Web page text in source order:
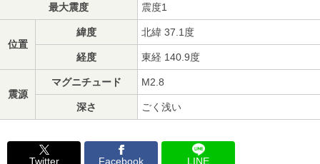
最大震度 震度1
位置
緯度 北緯 37.1度
経度 東経 140.9度
震源
マグニチュード M2.8
深さ ごく浅い
Twitter Facebook LINE